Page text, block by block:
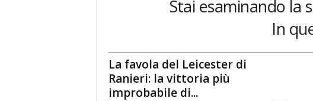
Stai esaminando la
In
La favola del Leicester di
Ranieri: la vittoria più
improbabile di...